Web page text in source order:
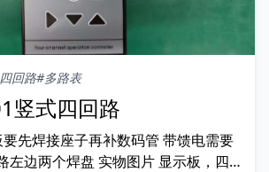
回路#多路表
竖式四回路
先焊接座子再补数码管 带馈电需要
左边两个焊盘 实物图片 显示板，四